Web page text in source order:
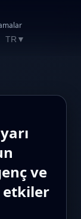
TR ▼
ve
etkiler